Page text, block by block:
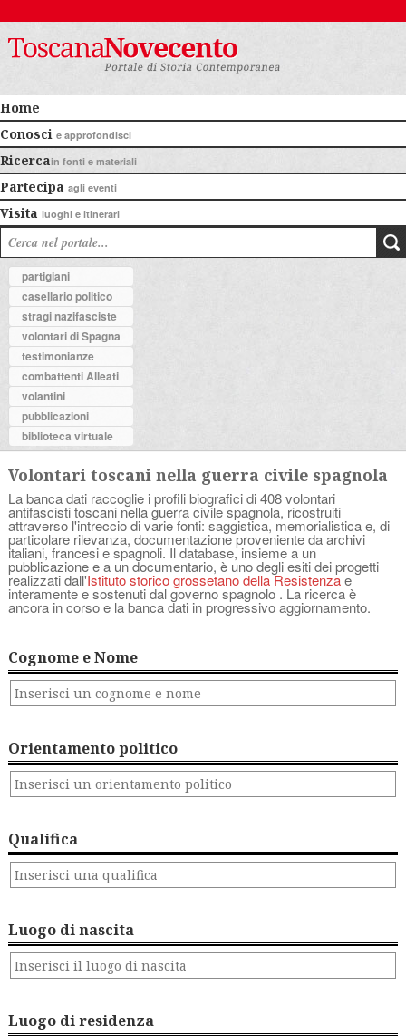
Home
Conosci e approfondisci
Ricercain fonti e materiali
Partecipa agli eventi
Visita luoghi e itinerari
partigiani
casellario politico
stragi nazifasciste
volontari di Spagna
testimonianze
combattenti Alleati
volantini
pubblicazioni
biblioteca virtuale
Volontari toscani nella guerra civile spagnola
La banca dati raccoglie i profili biografici di 408 volontari
antifascisti toscani nella guerra civile spagnola, ricostruiti
attraverso l'intreccio di varie fonti: saggistica, memorialistica e, di
particolare rilevanza, documentazione proveniente da archivi
italiani, francesi e spagnoli. Il database, insieme a un
pubblicazione e a un documentario, è uno degli esiti dei progetti
realizzati dall'Istituto storico grossetano della Resistenzae
interamente e sostenuti dal governo spagnolo . La ricerca è
ancora in corso e la banca dati in progressivo aggiornamento.
Cognome e Nome
Orientamento politico
Qualifica
Luogo di nascita
Luogo di residenza